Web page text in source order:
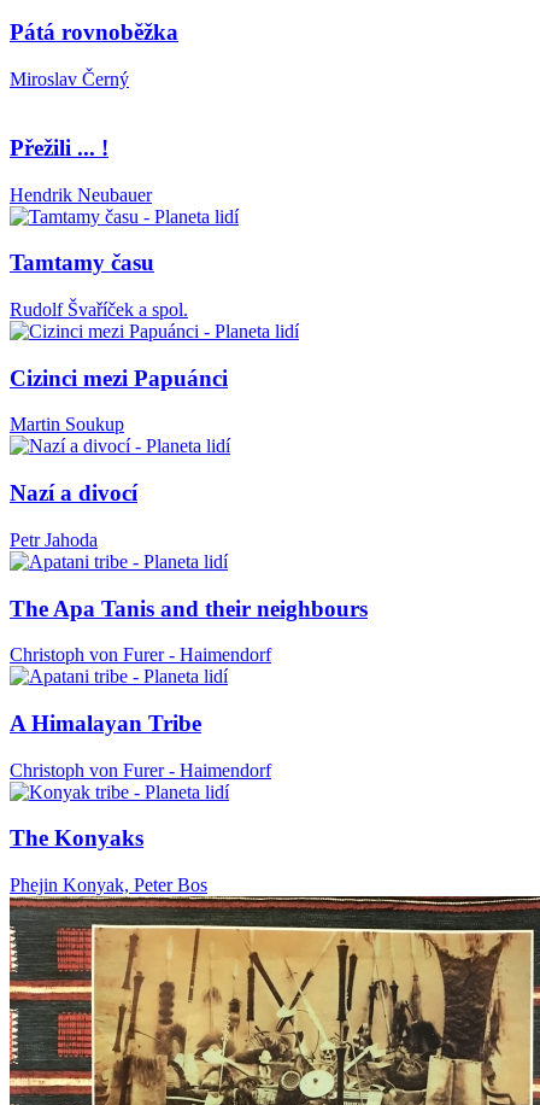
Pátá rovnoběžka
Miroslav Černý
Přežili ... !
Hendrik Neubauer
Tamtamy času
Rudolf Švaříček a spol.
Cizinci mezi Papuánci
Martin Soukup
Nazí a divocí
Petr Jahoda
The Apa Tanis and their neighbours
Christoph von Furer - Haimendorf
A Himalayan Tribe
Christoph von Furer - Haimendorf
The Konyaks
Phejin Konyak, Peter Bos